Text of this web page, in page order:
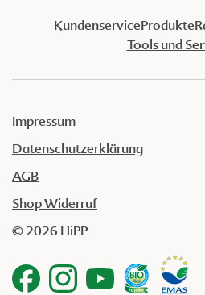
KundenserviceProdukte
Tools und
Impressum
Datenschutzerklärung
AGB
Shop Widerruf
© 2026 HiPP